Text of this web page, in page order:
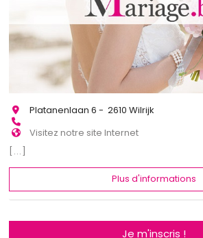
Platanenlaan 6 - 2610 Wilrijk
Visitez notre site Internet
[...]
Plus d'informations
Je m'inscris !